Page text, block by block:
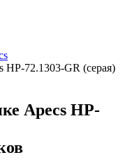
HP-72.1303-GR (серая)
Apecs HP-